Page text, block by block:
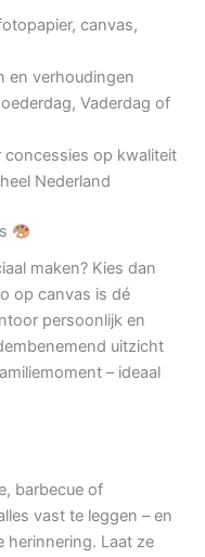
canvas,
en verhoudingen
Vaderdag of
concessies op kwaliteit
Nederland
maken? Kies dan
op canvas is dé
persoonlijk en
uitzicht
– ideaal
barbecue of
vast te leggen – en
herinnering. Laat ze